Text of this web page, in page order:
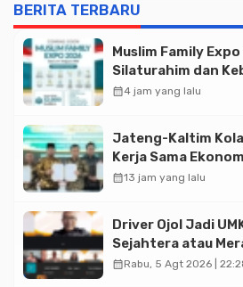
BERITA TERBARU
Muslim Family
Silaturahim dan
Halal di Jakarta
calendar_month4 jam yang lalu
Jateng-Kaltim
Kerja Sama
Triliun
calendar_month13 jam yang lalu
Driver Ojol Jadi
Sejahtera atau
Diskusi Paramadina
calendar_monthRabu, 5 Agt 2026 |